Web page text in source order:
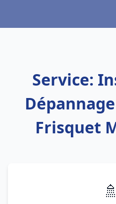
Service:
Frisquet
🚿